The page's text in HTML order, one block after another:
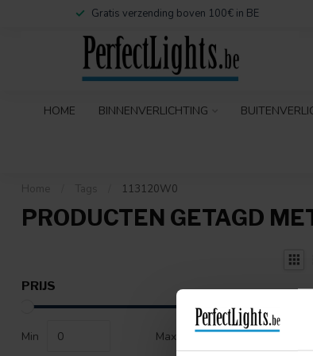
Gratis verzending boven 100€ in BE
HOME BINNENVERLICHTING
Home Tags 113120W0
PRODUCTEN GETAGD
PRIJS
Min Max